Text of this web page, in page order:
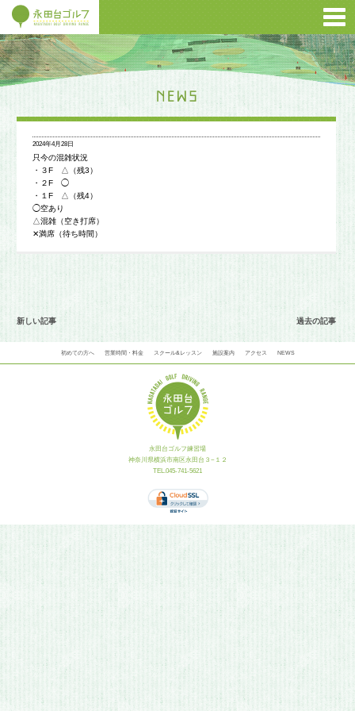
2024年4月28日
只今の混雑状況
・３F △（残3）
・２F ◯
・１F △（残4）
◯空あり
△混雑（空き打席）
✕満席（待ち時間）
新しい記事 過去の記事
初めての方へ 営業時間・料金 スクール&レッスン 施設案内 アクセス NEWS
永田台ゴルフ練習場
神奈川県横浜市南区永田台３−１２
TEL.045-741-5621